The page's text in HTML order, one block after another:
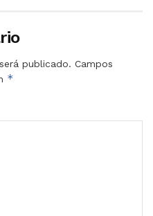
publicado. Campos
*